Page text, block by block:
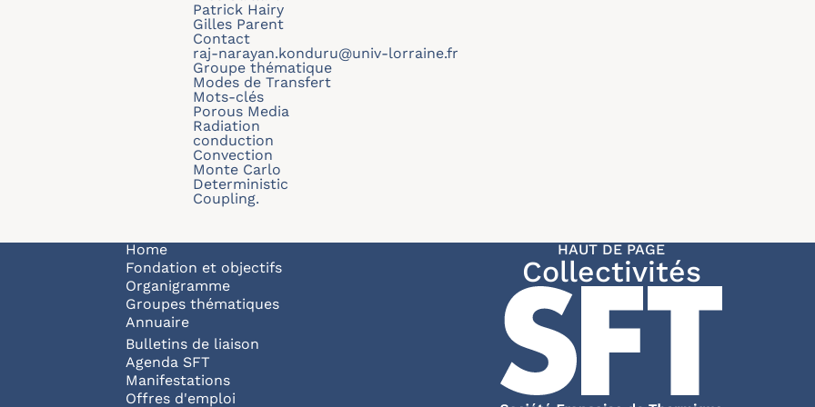
Patrick Hairy
Gilles Parent
Contact
raj-narayan.konduru@univ-lorraine.fr
Groupe thématique
Modes de Transfert
Mots-clés
Porous Media
Radiation
conduction
Convection
Monte Carlo
Deterministic
Coupling.
Navigation principale
Home
Fondation et objectifs
Organigramme
Groupes thématiques
Annuaire
Bulletins de liaison
Agenda SFT
Manifestations
Offres d'emploi
HAUT DE PAGE
Collectivités